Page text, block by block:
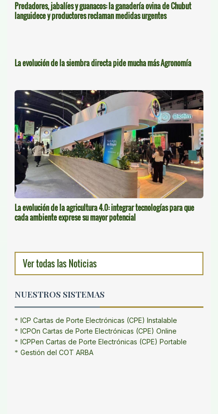
Predadores, jabalíes y guanacos: la ganadería ovina de Chubut
languidece y productores reclaman medidas urgentes
La evolución de la siembra directa pide mucha más Agronomía
La evolución de la agricultura 4.0: integrar tecnologías para que
cada ambiente exprese su mayor potencial
Ver todas las Noticias
NUESTROS SISTEMAS
ICP Cartas de Porte Electrónicas (CPE) Instalable
ICPOn Cartas de Porte Electrónicas (CPE) Online
ICPPen Cartas de Porte Electrónicas (CPE) Portable
Gestión del COT ARBA